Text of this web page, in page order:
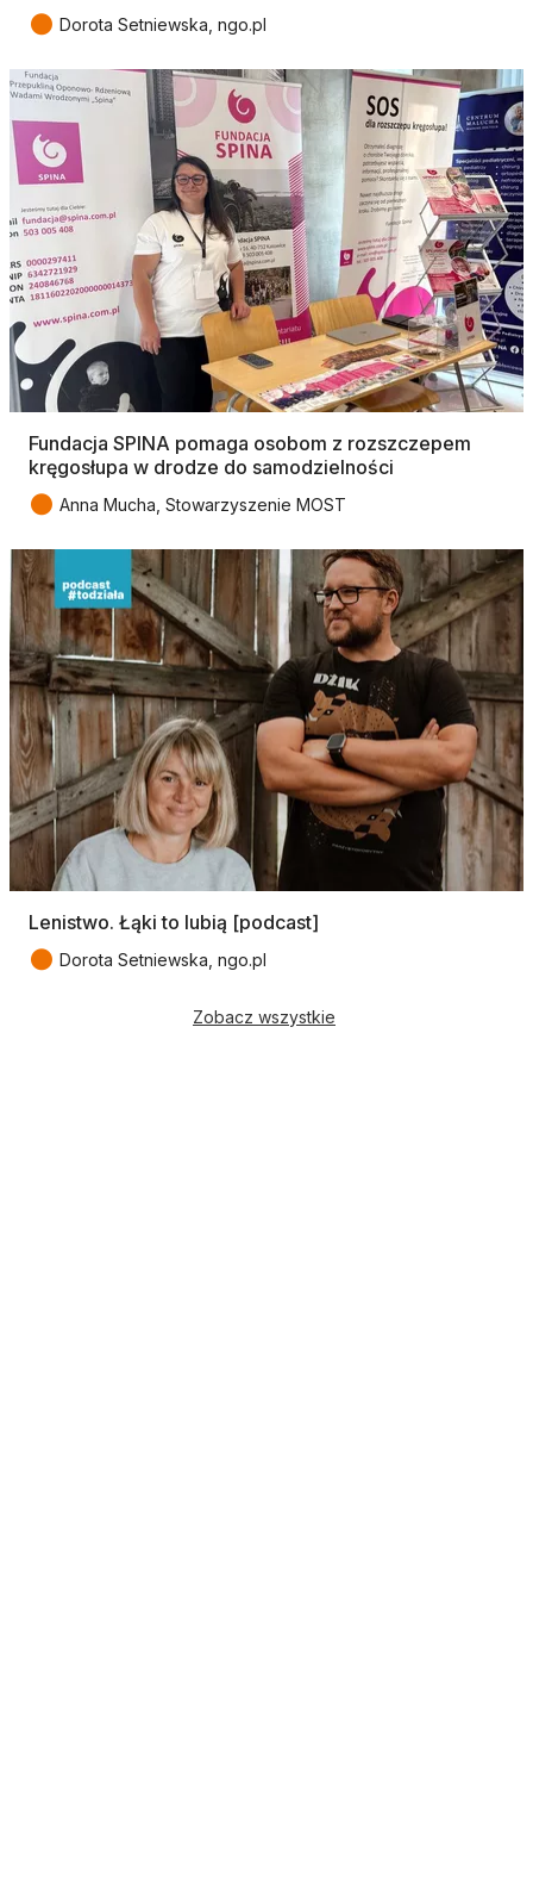
● Dorota Setniewska, ngo.pl
Fundacja SPINA pomaga osobom z rozszczepem
kręgosłupa w drodze do samodzielności
● Anna Mucha, Stowarzyszenie MOST
Lenistwo. Łąki to lubią [podcast]
● Dorota Setniewska, ngo.pl
Zobacz wszystkie